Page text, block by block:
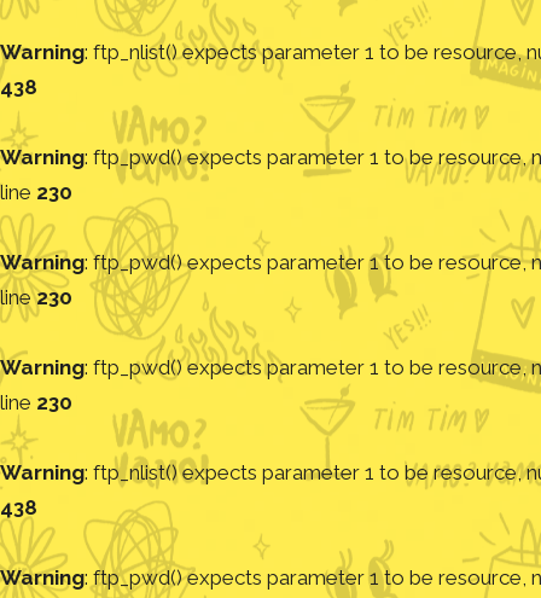
Warning: ftp_nlist() expects parameter 1 to be resource,
438
Warning: ftp_pwd() expects parameter 1 to be resource,
line 230
Warning: ftp_pwd() expects parameter 1 to be resource,
line230
Warning: ftp_pwd() expects parameter 1 to be resource,
line 230
Warning: ftp_nlist() expects parameter 1 to be resource,
438
Warning: ftp_pwd() expects parameter 1 to be resource,